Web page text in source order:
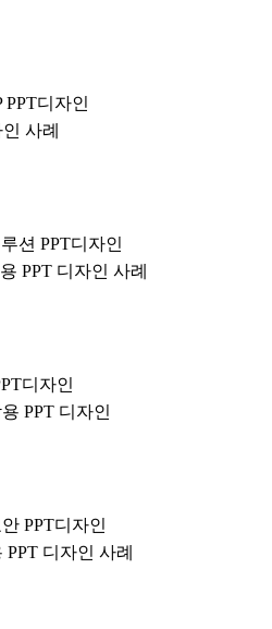
작곡 분야 소개/제안용 PPT 디자
PPT디자인
사례
반 API 관리 솔루션 소개용 PPT
션 PPT디자인
PPT 디자인 사례
셉트 발표자료 제작을 위한 PPT
디자인
PPT 디자인
교안/교육자료 제작을 위한 PPT
PPT디자인
디자인 사례